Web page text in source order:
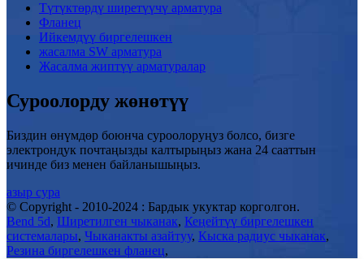
Түтүктөрдү ширетүүчү арматура
Фланец
Ийкемдүү биргелешкен
жасалма SW арматура
Жасалма жиптүү арматуралар
Суроолорду жөнөтүү
Биздин өнүмдөр боюнча суроолоруңуз болсо, бизге
электрондук почтаңызды калтырыңыз жана 24 сааттын
ичинде биз менен байланышыңыз.
азыр сура
© Copyright - 2010-2024 : Бардык укуктар корголгон.
Bend 5d, Ширетилген чыканак, Кеңейтүү биргелешкен
системалары, Чыканакты азайтуу, Кыска радиус чыканак,
Резина биргелешкен фланец,